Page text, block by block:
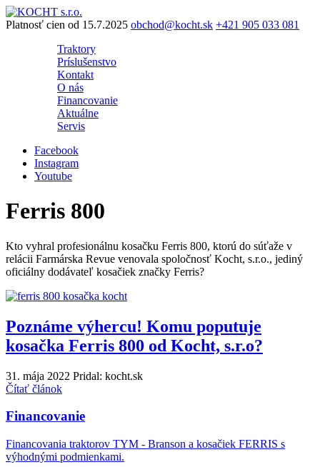
Preskočiť
na
Platnosť cien od 15.7.2025 obchod@kocht.sk +421 905 033 081
Traktory
Príslušenstvo
Kontakt
O nás
Financovanie
Aktuálne
Servis
Facebook
Instagram
Youtube
Ferris 800
Kto vyhral profesionálnu kosačku Ferris 800, ktorú do súťaže v
relácii Farmárska Revue venovala spoločnosť Kocht, s.r.o., jediný
oficiálny dodávateľ kosačiek značky Ferris?
Poznáme výhercu! Komu poputuje
kosačka Ferris 800 od Kocht, s.r.o?
31. mája 2022 Pridal: kocht.sk
Čítať článok
Financovanie
Financovania traktorov TYM - Branson a kosačiek FERRIS s
výhodnými podmienkami.